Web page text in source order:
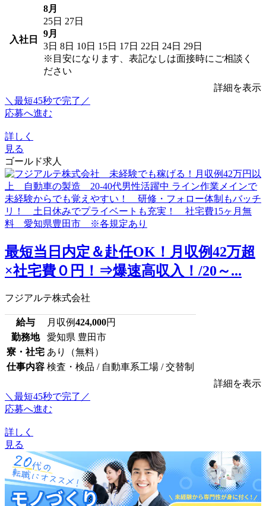
入社日
8月
25日 27日
9月
3日 8日 10日 15日 17日 22日 24日 29日
※目安になります、表記なしは面接時にご相談く
ださい
詳細を表示
＼最短45秒で完了／
応募へ進む
詳しく
見る
ゴールド求人
最短当日内定＆赴任OK！月収例42万超
×社宅費０円！⇒爆速高収入！/20～...
フジアルテ株式会社
給与 月収例424,000円
勤務地
愛知県 豊田市
寮・社宅 あり（無料）
仕事内容 検査・検品 / 自動車系工場 / 交替制
詳細を表示
＼最短45秒で完了／
応募へ進む
詳しく
見る